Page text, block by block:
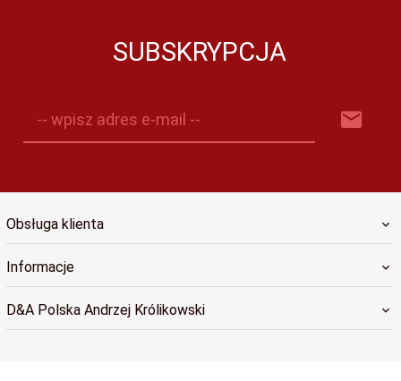
SUBSKRYPCJA
-- wpisz adres e-mail --
Obsługa klienta
Informacje
D&A Polska Andrzej Królikowski